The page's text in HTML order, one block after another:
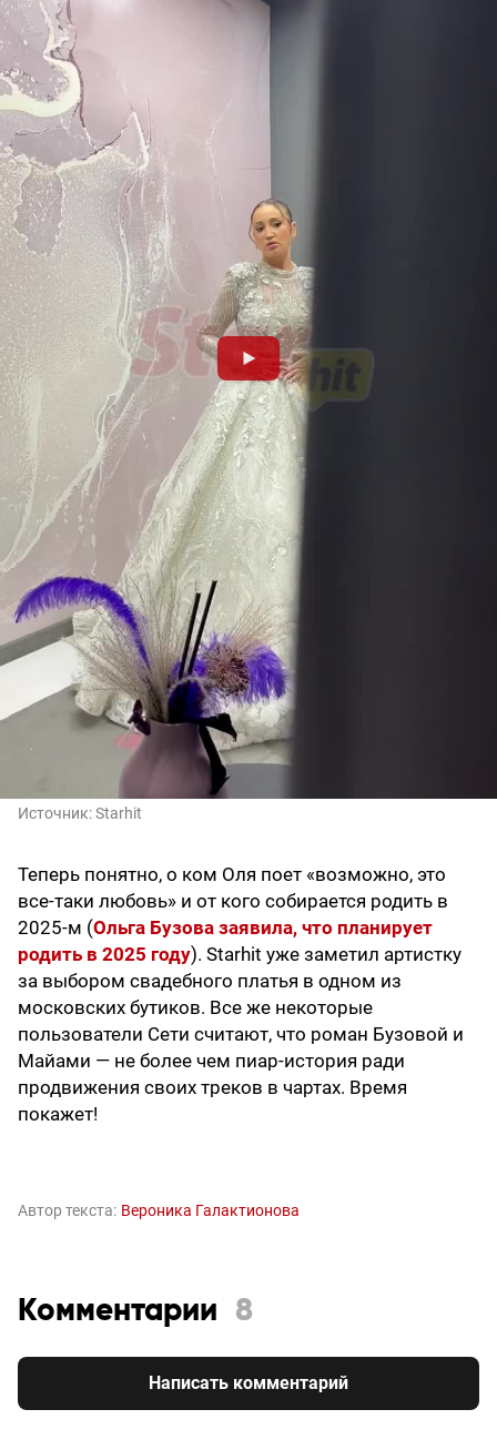
Источник:Starhit
Теперь понятно, о ком Оля поет «возможно, это
все-таки любовь» и от кого собирается родить в
2025-м (Ольга Бузова заявила, что планирует
родить в 2025 году). Starhit уже заметил артистку
за выбором свадебного платья в одном из
московских бутиков. Все же некоторые
пользователи Сети считают, что роман Бузовой и
Майами — не более чем пиар-история ради
продвижения своих треков в чартах. Время
покажет!
Автор текста: Вероника Галактионова
Комментарии 8
Написать комментарий